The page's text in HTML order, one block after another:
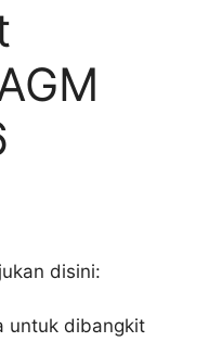
disini:
untuk dibangkit